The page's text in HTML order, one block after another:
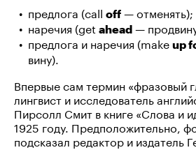
предлога (call off — отменять);
наречия (get ahead —
предлога и наречия (make up
вину).
Впервые сам термин «фразовый
лингвист и исследователь
Пирсолл Смит в книге «Слова и
1925 году. Предположительно,
подсказал редактор и издатель